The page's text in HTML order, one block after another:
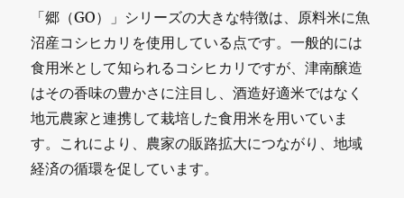
「郷（GO）」シリーズの大きな特徴は、原料米に魚
沼産コシヒカリを使用している点です。一般的には
食用米として知られるコシヒカリですが、津南醸造
はその香味の豊かさに注目し、酒造好適米ではなく
地元農家と連携して栽培した食用米を用いていま
す。これにより、農家の販路拡大につながり、地域
経済の循環を促しています。